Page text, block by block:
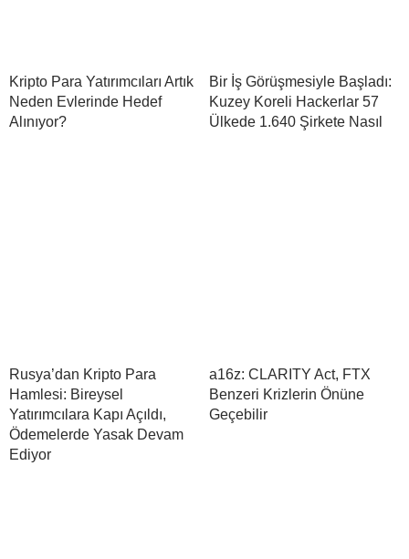
Kripto Para Yatırımcıları Artık
Neden Evlerinde Hedef
Alınıyor?
Bir İş Görüşmesiyle Başladı:
Kuzey Koreli Hackerlar 57
Ülkede 1.640 Şirkete Nasıl
Rusya’dan Kripto Para
Hamlesi: Bireysel
Yatırımcılara Kapı Açıldı,
Ödemelerde Yasak Devam
Ediyor
a16z: CLARITY Act, FTX
Benzeri Krizlerin Önüne
Geçebilir